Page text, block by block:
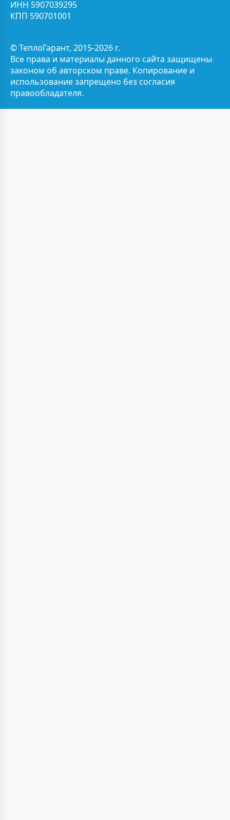
ИНН 5907039295
КПП 590701001
© ТеплоГарант, 2015-2026 г.
Все права и материалы данного сайта защищены
законом об авторском праве. Копирование и
использование запрещено без согласия
правообладателя.